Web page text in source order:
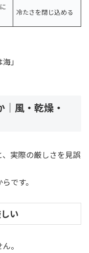
冷たさを閉じ込める
」
風・乾燥・
実際の厳しさを見誤
です。
い
。